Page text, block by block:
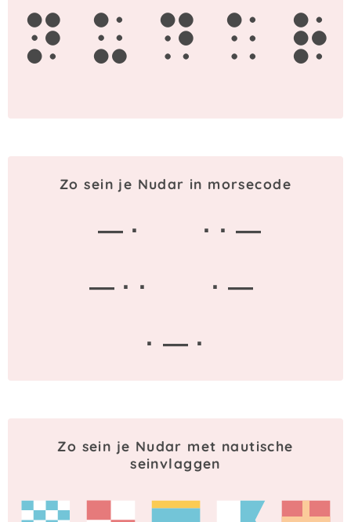
n u d a r
Zo sein je Nudar in morsecode
— ·
· · —
— · ·
· —
· — ·
Zo sein je Nudar met nautische
seinvlaggen